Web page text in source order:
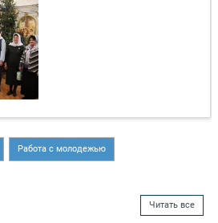
Работа с молодежью
Читать все